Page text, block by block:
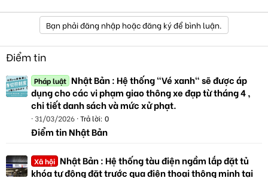
Bạn phải đăng nhập hoặc đăng ký để bình luận.
Điểm tin
Pháp luật Nhật Bản : Hệ thống "Vé xanh" sẽ được áp
dụng cho các vi phạm giao thông xe đạp từ tháng 4 ,
chi tiết danh sách và mức xử phạt.
31/03/2026 Trả lời: 0
Điểm tin Nhật Bản
Xã hội Nhật Bản : Hệ thống tàu điện ngầm lắp đặt tủ
khóa tự động đặt trước qua điện thoại thông minh tại